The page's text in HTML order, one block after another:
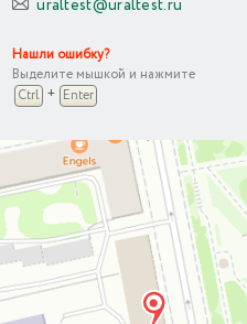
uraltest@uraltest.ru
Нашли ошибку?
Выделите мышкой и нажмите
Ctrl + Enter